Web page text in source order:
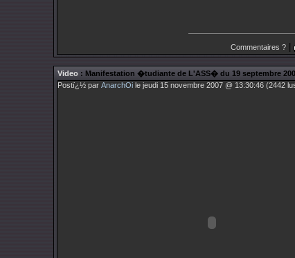
Commentaires ?|
Video: Manifestation �tudiante de L'ASS� du 19 septembre
Postï¿½ par AnarchOile jeudi 15 novembre 2007 @ 13:30:46 (2442